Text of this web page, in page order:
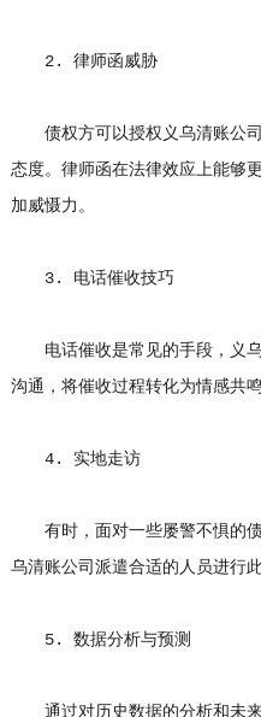
2. 律师函威胁
债权方可以授权义乌清账公司
态度。律师函在法律效应上能够
加威慑力。
3. 电话催收技巧
电话催收是常见的手段，义乌
沟通，将催收过程转化为情感共
4. 实地走访
有时，面对一些屡警不惧的债
乌清账公司派遣合适的人员进行
5. 数据分析与预测
通过对历史数据的分析和未来